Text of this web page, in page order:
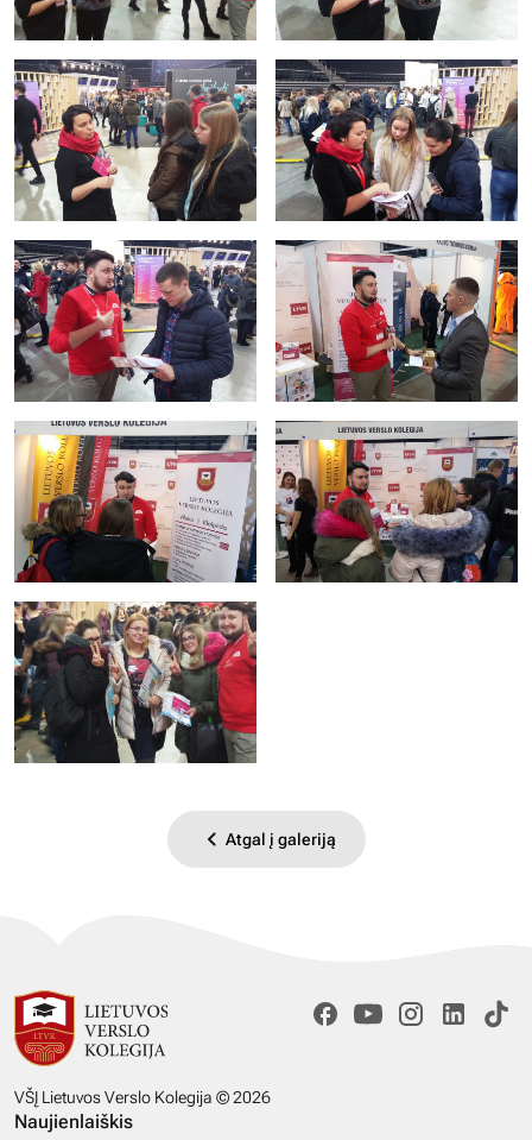
Atgal į galeriją
VŠĮ Lietuvos Verslo Kolegija © 2026
Naujienlaiškis